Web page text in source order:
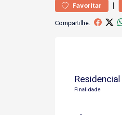
Favoritar |
Compartilhe:
Residencial
Finalidade